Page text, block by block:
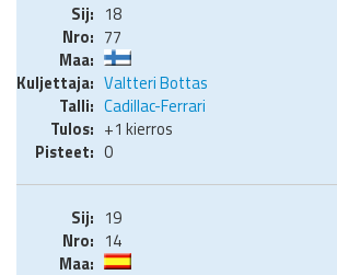
18
77
Valtteri Bottas
Cadillac-Ferrari
+1 kierros
0
19
14